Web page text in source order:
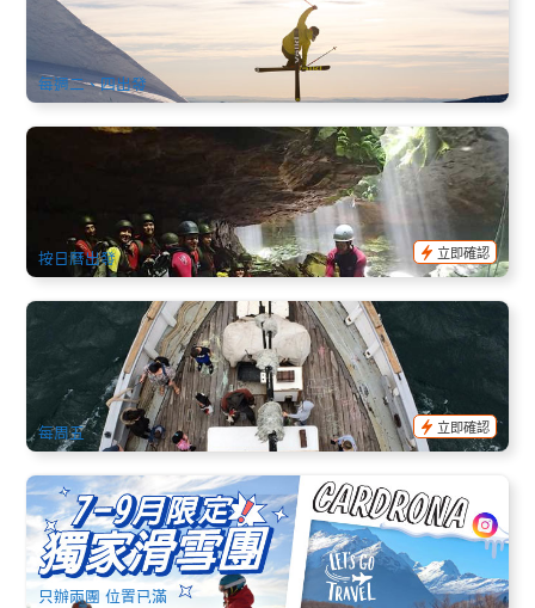
819 已預訂
949.00
SYD04328
每週二、四出發
藍山 | 大峽谷探險｜Blackheath 垂降+溪谷遊泳+峽谷健行
$185.00 $189.00
SYD04132
按日曆出發
立即確認
悉尼港高帆船｜日落葡萄酒暢飲派對及美食巡航 (Wine &
Canapes Evening Cruise)
457 已預訂
AUD $ 139.00 $149.00
SYD04860
每周五
立即確認
全城獨家 | 澳洲昆州直飛 | 南島經典6日輕鬆遊 | 基督城進 皇
后鎮出 不走回頭路
425 已預訂
NZSKI002
只辦兩團 位置已滿